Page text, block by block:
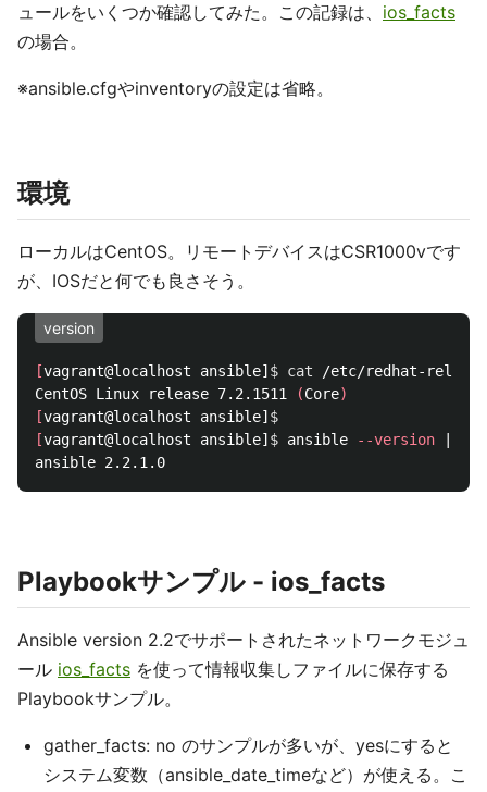
ュールをいくつか確認してみた。この記録は、 ios_facts
の場合。
※ansible.cfgやinventoryの設定は省略。
環境
ローカルはCentOS。リモートデバイスはCSR1000vです
が、IOSだと何でも良さそう。
version
[vagrant@localhost ansible] $ cat /etc/redhat-
CentOS Linux release 7.2.1511
(Core)
[vagrant@localhost ansible] $
[vagrant@localhost ansible] $ ansible --version
Playbookサンプル - ios_facts
Ansible version 2.2でサポートされたネットワークモジュ
ール ios_facts を使って情報収集しファイルに保存する
Playbookサンプル。
gather_facts: no のサンプルが多いが、yesにすると
システム変数（ansible_date_timeなど）が使える。こ